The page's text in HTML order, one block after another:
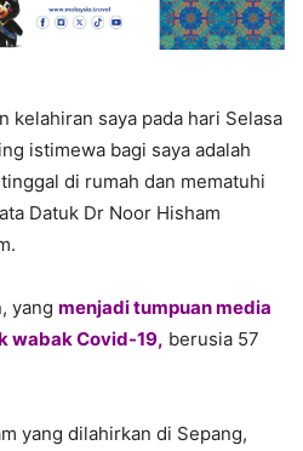
kelahiran saya pada hari Selasa
istimewa bagi saya adalah
di rumah dan mematuhi
Datuk Dr Noor Hisham
yang menjadi tumpuan media
wabak Covid-19, berusia 57
yang dilahirkan di Sepang,